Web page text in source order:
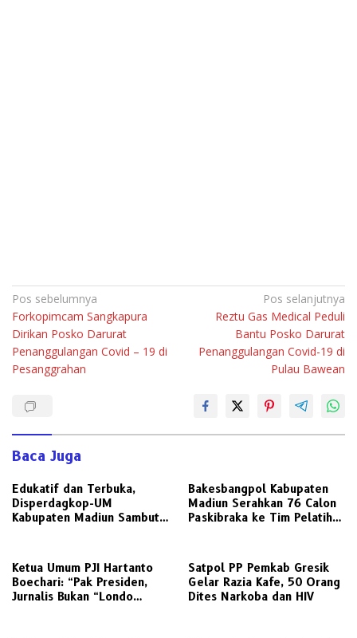
Navigasi
pos
Pos sebelumnya
Forkopimcam Sangkapura
Dirikan Posko Darurat
Penanggulangan Covid – 19 di
Pesanggrahan
Pos selanjutnya
Reztu Gas Medical Peduli
Bantu Posko Darurat
Penanggulangan Covid-19 di
Pulau Bawean
Baca Juga
Edukatif dan Terbuka,
Disperdagkop-UM
Kabupaten Madiun Sambut
Regulasi Koperasi
Bakesbangpol Kabupaten
Madiun Serahkan 76 Calon
Paskibraka ke Tim Pelatih
Ketua Umum PJI Hartanto
Boechari: “Pak Presiden,
Jurnalis Bukan “Londo
Satpol PP Pemkab Gresik
Gelar Razia Kafe, 50 Orang
Dites Narkoba dan HIV